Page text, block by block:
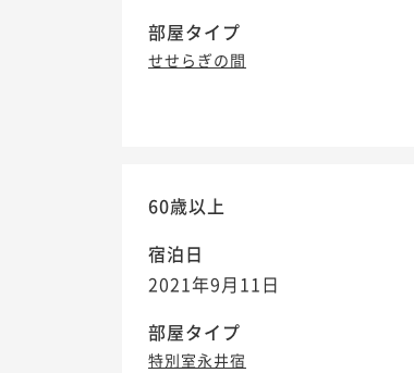
部屋タイプ
せせらぎの間
60歳以上
宿泊日
2021年9月11日
部屋タイプ
特別室永井宿